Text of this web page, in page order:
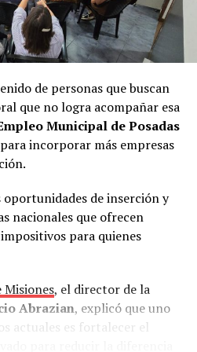
de personas que buscan
que no logra acompañar esa
Municipal de Posadas
incorporar más empresas
de inserción y
nacionales que ofrecen
para quienes
Misiones, el director de la
Abrazian, explicó que uno
actuales es fortalecer el